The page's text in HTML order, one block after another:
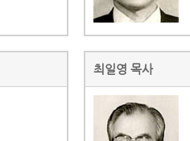
최일영 목사